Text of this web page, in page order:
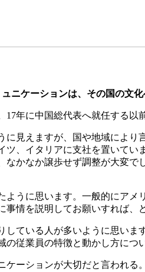
ニケーションは、その国の文
年に中国総代表へ就任する
見えますが、国や地域によ
、イタリアに支社を置いて
かなか譲歩せず調整が大変
ように思います。一般的にア
情を説明してお願いすれば、
ている人が多いように思い
従業員の特徴と動かし方につ
ーションが大切だと言われ